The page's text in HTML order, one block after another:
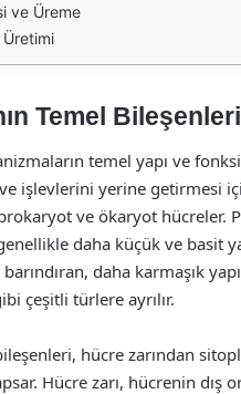
ve Üreme
Üretimi
Temel Bileşenleri
temel yapı ve
işlevlerini yerine getirmesi
ve ökaryot hücreler.
daha küçük ve basit
daha karmaşık
çeşitli türlere ayrılır.
bileşenleri, hücre zarından
Hücre zarı, hücrenin